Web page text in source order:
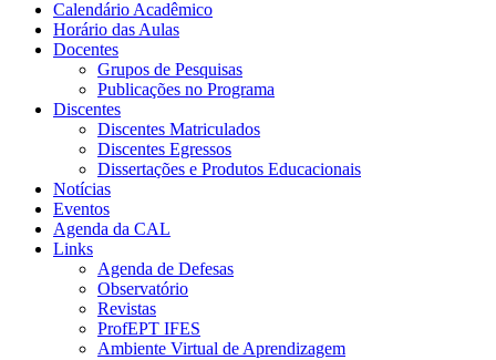
Calendário Acadêmico
Horário das Aulas
Docentes
Grupos de Pesquisas
Publicações no Programa
Discentes
Discentes Matriculados
Discentes Egressos
Dissertações e Produtos Educacionais
Notícias
Eventos
Agenda da CAL
Links
Agenda de Defesas
Observatório
Revistas
ProfEPT IFES
Ambiente Virtual de Aprendizagem